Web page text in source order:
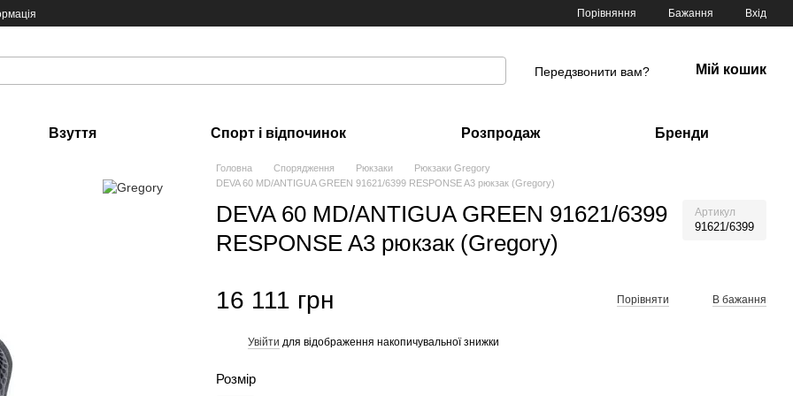
Порівняння Бажання Вхід
Передзвонити вам? Мій кошик
Взуття Спорт і відпочинок Розпродаж Бренди
Головна Спорядження Рюкзаки
Рюкзаки Gregory
DEVA 60 MD/ANTIGUA GREEN 91621/6399 RESPONSE A3 рюкзак (Gregory)
DEVA 60 MD/ANTIGUA GREEN 91621/6399
RESPONSE A3 рюкзак (Gregory)
Артикул
91621/6399
16 111 грн Порівняти В бажання
Увійти для відображення накопичувальної знижки
Розмір